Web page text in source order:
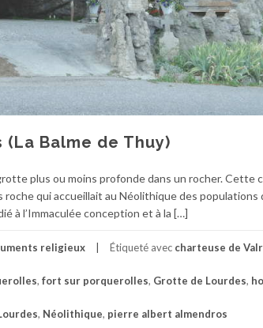
Balme de Thuy)
plus ou moins profonde dans un rocher. Cette
qui accueillait au Néolithique des populations
à l’Immaculée conception et à la […]
religieux Étiqueté avec charteuse de
, fort sur porquerolles, Grotte de Lourdes,
, Néolithique, pierre albert almendros